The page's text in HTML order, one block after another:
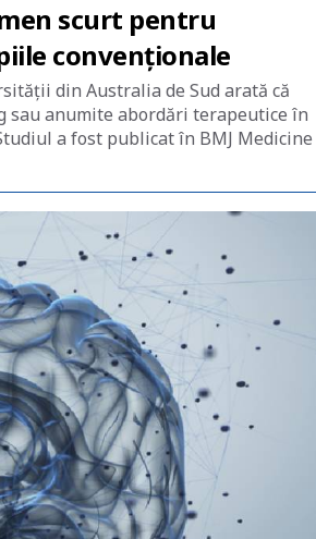
scurt pentru
convenționale
din Australia de Sud arată că
sau anumite abordări terapeutice în
a fost publicat în BMJ Medicine